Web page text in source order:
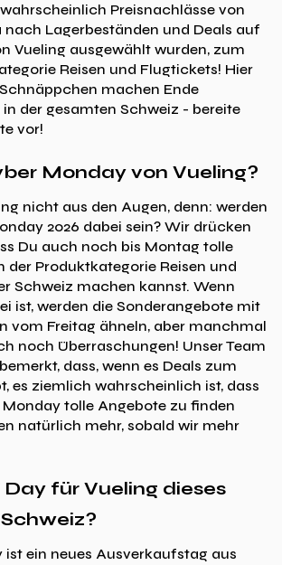
Preisnachlässe von
nach Lagerbeständen und Deals auf
Vueling ausgewählt wurden, zum
Reisen und Flugtickets! Hier
machen Ende
in der gesamten Schweiz - bereite
vor!
Monday von Vueling?
nicht aus den Augen, denn: werden
2026 dabei sein? Wir drücken
Du auch noch bis Montag tolle
der Produktkategorie Reisen und
Schweiz machen kannst. Wenn
ist, werden die Sonderangebote mit
vom Freitag ähneln, aber manchmal
noch Überraschungen! Unser Team
dass, wenn es Deals zum
es ziemlich wahrscheinlich ist, dass
tolle Angebote zu finden
natürlich mehr, sobald wir mehr
Day für Vueling dieses
ist ein neues Ausverkaufstag aus